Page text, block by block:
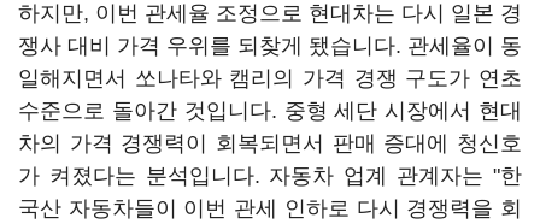
하지만, 이번 관세율 조정으로 현대차는 다시 일본 경
쟁사 대비 가격 우위를 되찾게 됐습니다. 관세율이 동
일해지면서 쏘나타와 캠리의 가격 경쟁 구도가 연초
수준으로 돌아간 것입니다. 중형 세단 시장에서 현대
차의 가격 경쟁력이 회복되면서 판매 증대에 청신호
가 켜졌다는 분석입니다. 자동차 업계 관계자는 "한
국산 자동차들이 이번 관세 인하로 다시 경쟁력을 회